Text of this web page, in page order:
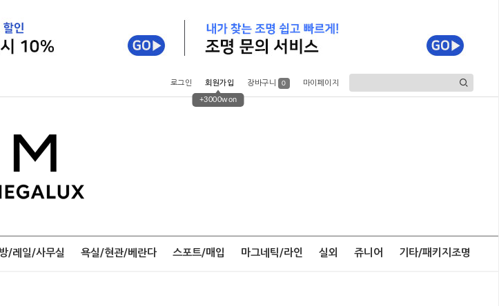
로그인 회원가입
+3000won
장바구니 0 마이페이지
/레일/사무실 욕실/현관/베란다 스포트/매입 마그네틱/라인 실외 쥬니어 기타/패키지조명